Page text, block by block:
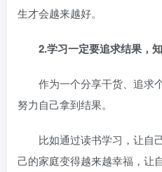
生才会越来越好。
2.学习一定要追求结果，
作为一个分享干货、追求
努力自己拿到结果。
比如通过读书学习，让自
己的家庭变得越来越幸福，让